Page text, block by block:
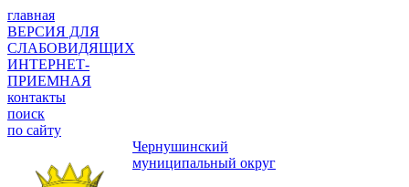
главная
ВЕРСИЯ ДЛЯ
СЛАБОВИДЯЩИХ
ИНТЕРНЕТ-
ПРИЕМНАЯ
контакты
поиск
по сайту
Чернушинский
муниципальный округ